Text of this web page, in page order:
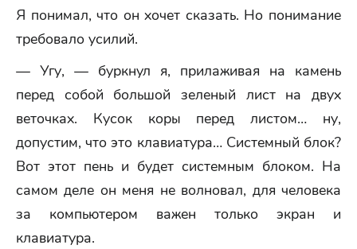
Я понимал, что он хочет сказать. Но понимание
требовало усилий.
— Угу, — буркнул я, прилаживая на камень
перед собой большой зеленый лист на двух
веточках. Кусок коры перед листом… ну,
допустим, что это клавиатура… Системный блок?
Вот этот пень и будет системным блоком. На
самом деле он меня не волновал, для человека
за компьютером важен только экран и
клавиатура.